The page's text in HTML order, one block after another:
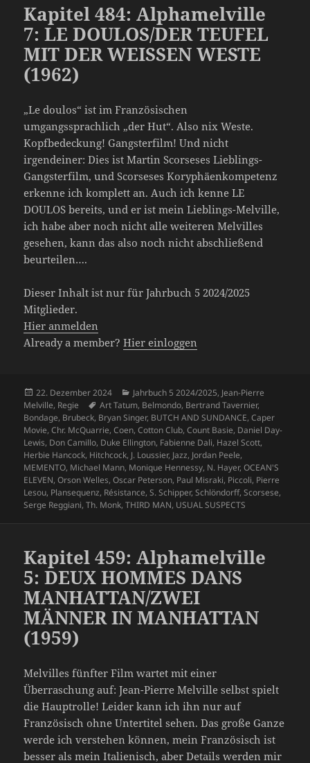
Kapitel 484: Alphamelville
7: LE DOULOS/DER TEUFEL
MIT DER WEISSEN WESTE
(1962)
„Le doulos“ ist im Französischen
umgangssprachlich „der Hut“. Also nix Weste.
Kopfbedeckung! Gangsterfilm! Und nicht
irgendeiner: Dies ist Martin Scorseses Lieblings-
Gangsterfilm, und Scorseses Koryphäenkompetenz
erkenne ich komplett an. Auch ich kenne LE
DOULOS bereits, und er ist mein Lieblings-Melville,
ich habe aber noch nicht alle weiteren Melvilles
gesehen, kann das also noch nicht abschließend
beurteilen….
Dieser Inhalt ist nur für Jahrbuch 5 2024/2025
Mitglieder.
Hier anmelden
Already a member?Hier einloggen
Veröffentlicht
am
22. Dezember 2024 Kategorien
Jahrbuch 5 2024/2025, Jean-Pierre
Melville, Regie Schlagwörter
Art Tatum, Belmondo, Bertrand Tavernier,
Bondage, Brubeck, Bryan Singer, BUTCH AND SUNDANCE,Caper
Movie,Chr. McQuarrie,Coen,Cotton Club,Count Basie, Daniel Day-
Lewis, Don Camillo, Duke Ellington, Fabienne Dali, Hazel Scott,
Herbie Hancock, Hitchcock, J. Loussier, Jazz, Jordan Peele,
MEMENTO, Michael Mann, Monique Hennessy, N. Hayer,OCEAN'S
ELEVEN,Orson Welles,Oscar Peterson, Paul Misraki, Piccoli, Pierre
Lesou, Plansequenz, Résistance,S. Schipper,Schlöndorff,Scorsese,
Serge Reggiani,Th. Monk,THIRD MAN, USUAL SUSPECTS
Kapitel 459: Alphamelville
5: DEUX HOMMES DANS
MANHATTAN/ZWEI
MÄNNER IN MANHATTAN
(1959)
Melvilles fünfter Film wartet mit einer
Überraschung auf: Jean-Pierre Melville selbst spielt
die Hauptrolle! Leider kann ich ihn nur auf
Französisch ohne Untertitel sehen. Das große Ganze
werde ich verstehen können, mein Französisch ist
besser als mein Italienisch, aber Details werden mir